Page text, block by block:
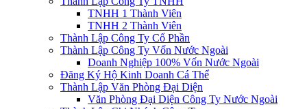
TNHH 1 Thành Viên
TNHH 2 Thành Viên
Thành Lập Công Ty Cổ Phần
Thành Lập Công Ty Vốn Nước Ngoài
Doanh Nghiệp 100% Vốn Nước Ngoài
Đăng Ký Hộ Kinh Doanh Cá Thể
Thành Lập Văn Phòng Đại Diện
Văn Phòng Đại Diện Công Ty Nước Ngoài